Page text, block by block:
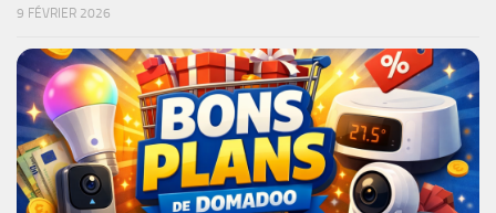
9 FÉVRIER 2026